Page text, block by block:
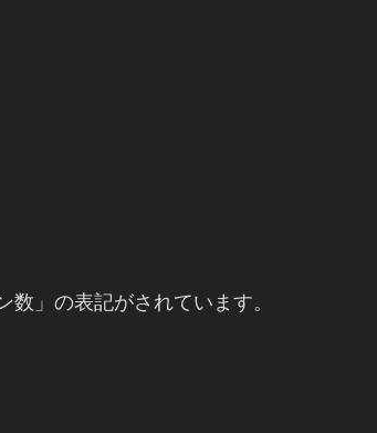
」の表記がされています。